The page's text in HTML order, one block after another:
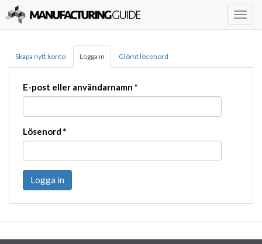
Skapa nytt konto Logga in Glömt lösenord
E-post eller användarnamn *
Lösenord *
Logga in